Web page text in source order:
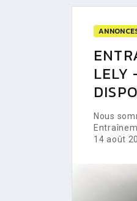
LELY
Nous
14 août